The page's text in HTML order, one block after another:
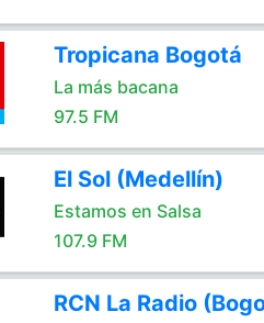
Tropicana Bogotá
La más bacana
97.5 FM
El Sol (Medellín)
Estamos en Salsa
107.9 FM
RCN La Radio